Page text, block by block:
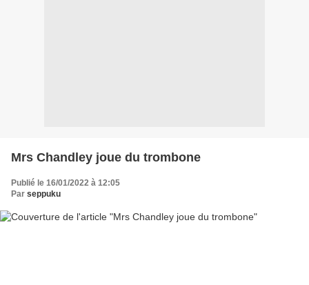
Mrs Chandley joue du trombone
Publié le 16/01/2022 à 12:05
Par seppuku